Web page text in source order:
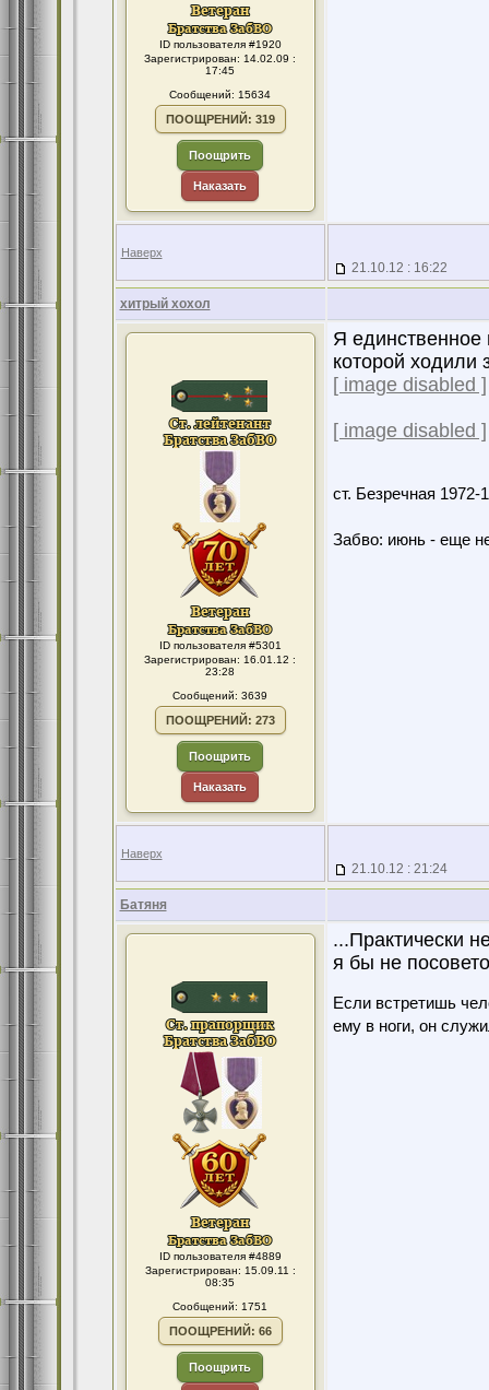
ID пользователя #1920
Зарегистрирован: 14.02.09 :
17:45
Сообщений: 15634
ПООЩРЕНИЙ: 319
Поощрить
Наказать
Наверх
21.10.12 : 16:22
хитрый хохол
ID пользователя #5301
Зарегистрирован: 16.01.12 :
23:28
Сообщений: 3639
ПООЩРЕНИЙ: 273
Поощрить
Наказать
Я
которой ходили
[ image disabled ]
[ image disabled ]
ст. Безречная
Забво: июнь - еще
Наверх
21.10.12 : 21:24
Батяня
ID пользователя #4889
Зарегистрирован: 15.09.11 :
08:35
Сообщений: 1751
ПООЩРЕНИЙ: 66
Поощрить
...Практически
я бы не
Если встретишь
ему в ноги, он